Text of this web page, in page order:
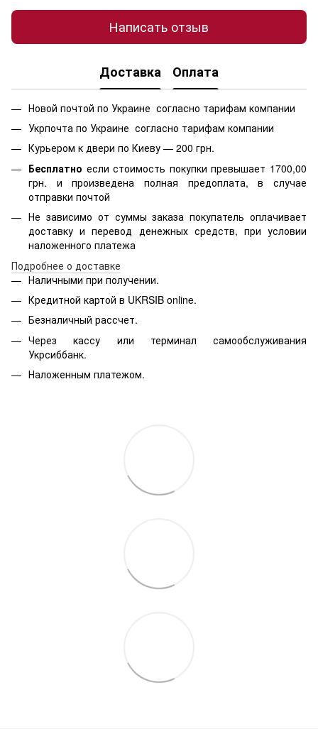
Написать отзыв
Доставка Оплата
Новой почтой по Украине согласно тарифам компании
Укрпочта по Украине согласно тарифам компании
Курьером к двери по Киеву — 200 грн.
Бесплатно если стоимость покупки превышает 1700,00
грн. и произведена полная предоплата, в случае
отправки почтой
Не зависимо от суммы заказа покупатель оплачивает
доставку и перевод денежных средств, при условии
наложенного платежа
Подробнее о доставке
Наличными при получении.
Кредитной картой в UKRSIB online.
Безналичный рассчет.
Через кассу или терминал самообслуживания
Укрсиббанк.
Наложенным платежом.